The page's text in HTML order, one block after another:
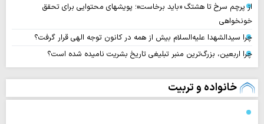
از پرچم سرخ تا هشتگ «باید برخاست»؛ پویشهای محتوایی برای تحقق
خونخواهی
چرا سیدالشهدا علیه‌السلام بیش از همه در کانون توجه الهی قرار گرفت؟
چرا اربعین، بزرگ‌ترین منبر تبلیغی تاریخ بشریت نامیده شده است؟
خانواده و تربیت